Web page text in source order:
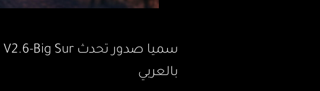
بالعربي